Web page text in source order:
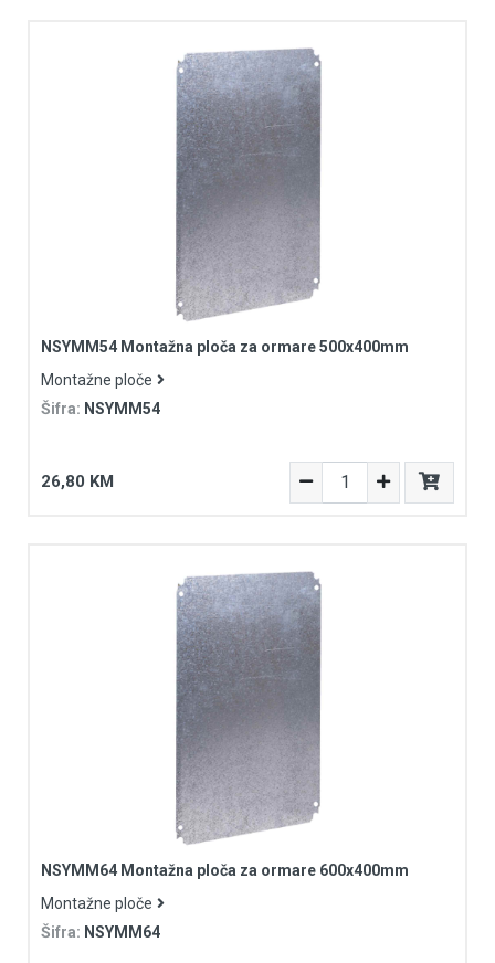
NSYMM54 Montažna ploča za ormare 500x400mm
Montažne ploče
Šifra: NSYMM54
26,80 KM
NSYMM64 Montažna ploča za ormare 600x400mm
Montažne ploče
Šifra: NSYMM64